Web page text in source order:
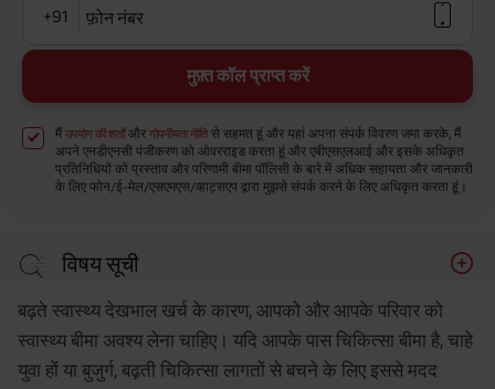
+91 फ़ोन नंबर
मुफ़्त कॉल प्राप्त करें
मैं उपयोग की शर्तोंऔर गोपनीयता नीति से सहमत हूं और यहां अपना संपर्क विवरण जमा करके, मैं
अपने एनडीएनसी पंजीकरण को ओवरराइड करता हूं और एबीएसएलआई और इसके अधिकृत
प्रतिनिधियों को प्रस्ताव और परिणामी बीमा पॉलिसी के बारे में अधिक सहायता और जानकारी
के लिए फोन/ई-मेल/एसएमएस/व्हाट्सएप द्वारा मुझसे संपर्क करने के लिए अधिकृत करता हूं।
विषय सूची
जीवन बीमा के कर लाभ*
स्वास्थ्य बीमा करों से लाभ
बढ़ते स्वास्थ्य देखभाल खर्च के कारण, आपको और आपके परिवार को
स्वास्थ्य बीमा अवश्य लेना चाहिए। यदि आपके पास चिकित्सा बीमा है, चाहे
युवा हों या बुजुर्ग, बढ़ती चिकित्सा लागतों से बचने के लिए इससे मदद